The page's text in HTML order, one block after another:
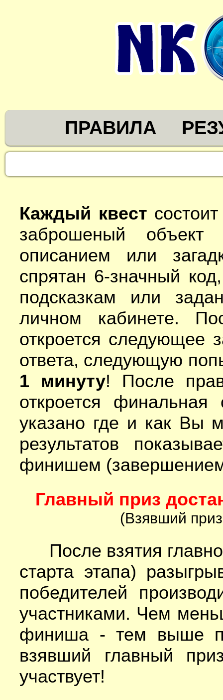
ПРАВИЛА
Каждый квест
заброшеный
описанием или
спрятан 6-значный
подсказкам или
личном кабинете.
откроется следующее
ответа, следующую
1 минуту! После
откроется
указано где и как Вы
результатов
финишем (завершением
Главный приз
(Взявший
После взятия
старта этапа)
победителей
участниками. Чем
финиша - тем выше
взявший главный
участвует!